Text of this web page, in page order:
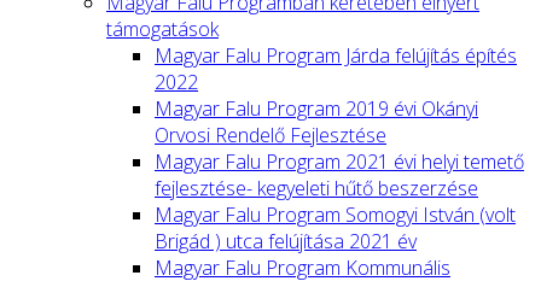
támogatások
Magyar Falu Program Járda felújítás építés
2022
Magyar Falu Program 2019 évi Okányi
Orvosi Rendelő Fejlesztése
Magyar Falu Program 2021 évi helyi temető
fejlesztése- kegyeleti hűtő beszerzése
Magyar Falu Program Somogyi István (volt
Brigád ) utca felújítása 2021 év
Magyar Falu Program Kommunális